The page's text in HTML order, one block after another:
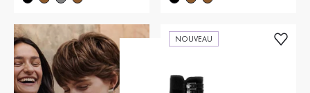
NOUVEAU